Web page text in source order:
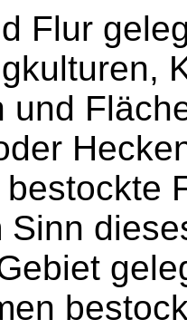
Flur
und
Sinn